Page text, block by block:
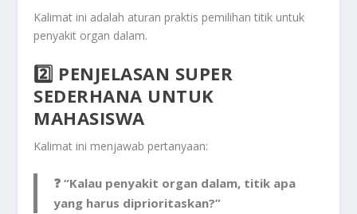
Kalimat ini adalah aturan praktis pemilihan titik untuk
penyakit organ dalam.
2️⃣ PENJELASAN SUPER
SEDERHANA UNTUK
MAHASISWA
Kalimat ini menjawab pertanyaan:
❓“Kalau penyakit organ dalam, titik apa
yang harus diprioritaskan?”